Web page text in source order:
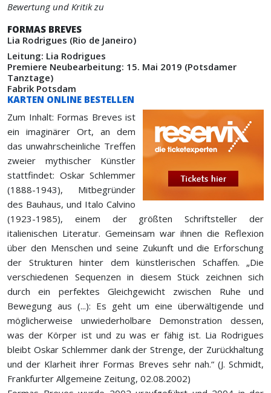
Bewertung und Kritik zu
FORMAS BREVES
Lia Rodrigues (Rio de Janeiro)
Leitung: Lia Rodrigues
Premiere Neubearbeitung: 15. Mai 2019 (Potsdamer
Tanztage)
Fabrik Potsdam
KARTEN ONLINE BESTELLEN
Zum Inhalt: Formas Breves ist
ein imaginärer Ort, an dem
das unwahrscheinliche Treffen
zweier mythischer Künstler
stattfindet: Oskar Schlemmer
(1888-1943), Mitbegründer
des Bauhaus, und Italo Calvino
(1923-1985), einem der größten Schriftsteller der
italienischen Literatur. Gemeinsam war ihnen die Reflexion
über den Menschen und seine Zukunft und die Erforschung
der Strukturen hinter dem künstlerischen Schaffen. „Die
verschiedenen Sequenzen in diesem Stück zeichnen sich
durch ein perfektes Gleichgewicht zwischen Ruhe und
Bewegung aus (...): Es geht um eine überwältigende und
möglicherweise unwiederholbare Demonstration dessen,
was der Körper ist und zu was er fähig ist. Lia Rodrigues
bleibt Oskar Schlemmer dank der Strenge, der Zurückhaltung
und der Klarheit ihrer Formas Breves sehr nah.“ (J. Schmidt,
Frankfurter Allgemeine Zeitung, 02.08.2002)